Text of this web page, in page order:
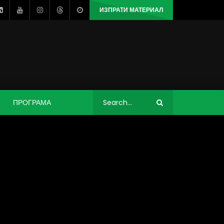
ИЗПРАТИ МАТЕРИАЛ
ПРОГРАМА